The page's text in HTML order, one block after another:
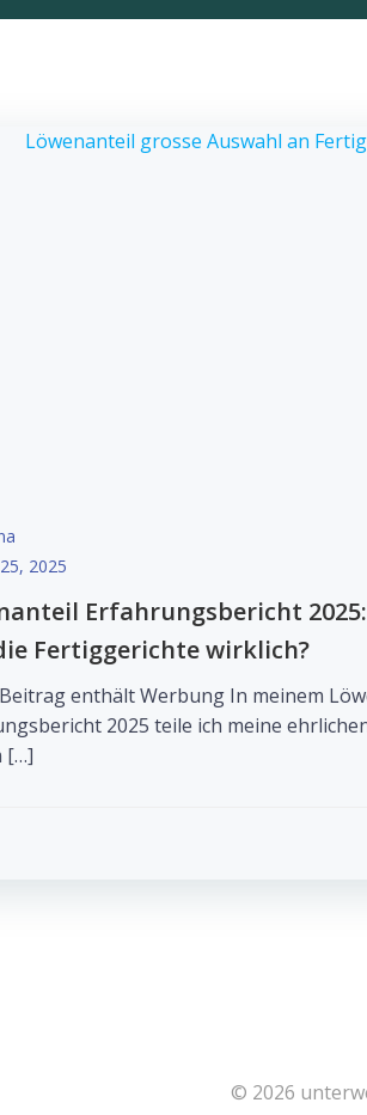
2025
Erfahrungsbericht
Fertiggerichte wirklich?
enthält Werbung In meinem
2025 teile ich meine
[…]
© 2026